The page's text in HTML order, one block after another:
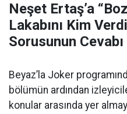
Neşet Ertaş’a
Lakabını Kim
Sorusunun
Beyaz’la Joker
bölümün ardından
konular arasında yer